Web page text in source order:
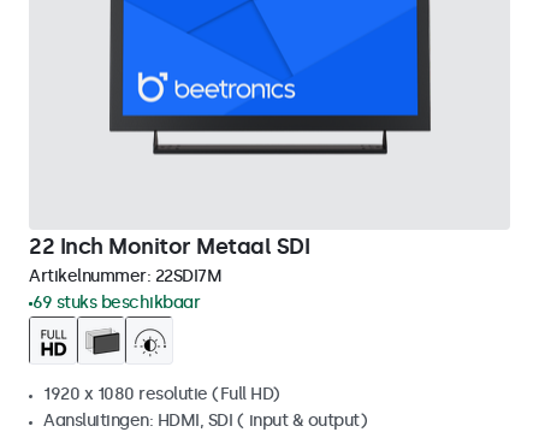
22 Inch Monitor Metaal SDI
Artikelnummer: 22SDI7M
69 stuks beschikbaar
1920 x 1080 resolutie (Full HD)
Aansluitingen: HDMI, SDI ( input & output)